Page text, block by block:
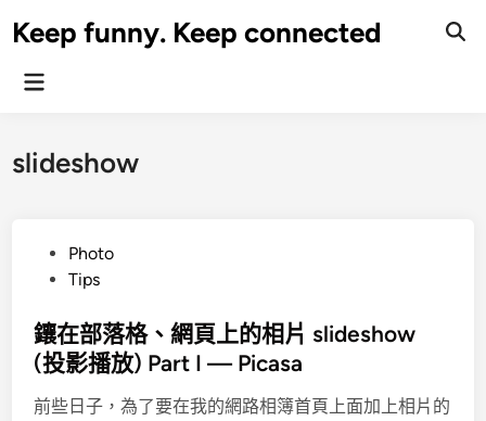
toKeep funny. Keep connected
Main
slideshow
t
e
i
Photo
Tips
鑲在部落格、網頁上的相片 slideshow
(投影播放) Part I — Picasa
前些日子，為了要在我的網路相簿首頁上面加上相片的